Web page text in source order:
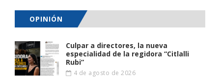
OPINIÓN
Culpar a directores, la nueva
especialidad de la regidora “Citlalli
Rubi”
4 de agosto de 2026